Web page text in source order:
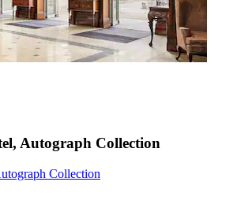
Autograph Collection
Collection